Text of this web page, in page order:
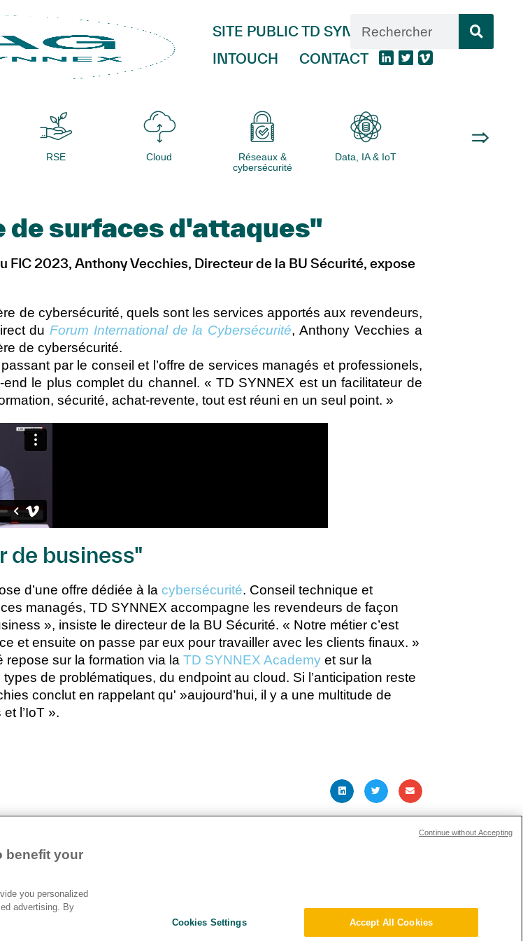
SITE PUBLIC TD SYNNEX
INTOUCH
CONTACT
RSE Cloud
Réseaux &
cybersécurité
Data, IA & IoT
de surfaces d'attaques"
FIC 2023, Anthony Vecchies, Directeur de la BU Sécurité, expose
de cybersécurité, quels sont les services apportés aux revendeurs,
duForum International de la Cybersécurité, Anthony Vecchies a
de cybersécurité.
par le conseil et l’offre de services managés et professionels,
end le plus complet du channel. « TD SYNNEX est un facilitateur de
sécurité, achat-revente, tout est réuni en un seul point. »
de business"
d’une offre dédiée à la cybersécurité. Conseil technique et
managés, TD SYNNEX accompagne les revendeurs de façon
», insiste le directeur de la BU Sécurité. « Notre métier c’est
et ensuite on passe par eux pour travailler avec les clients finaux. »
repose sur la formation via laTD SYNNEX Academy et sur la
de problématiques, du endpoint au cloud. Si l’anticipation reste
conclut en rappelant qu' »aujourd’hui, il y a une multitude de
l’IoT ».
Politique Environnementale – RSE
benefit your
you personalized
advertising. By
Cookies Settings Accept All Cookies
Continue without Accepting